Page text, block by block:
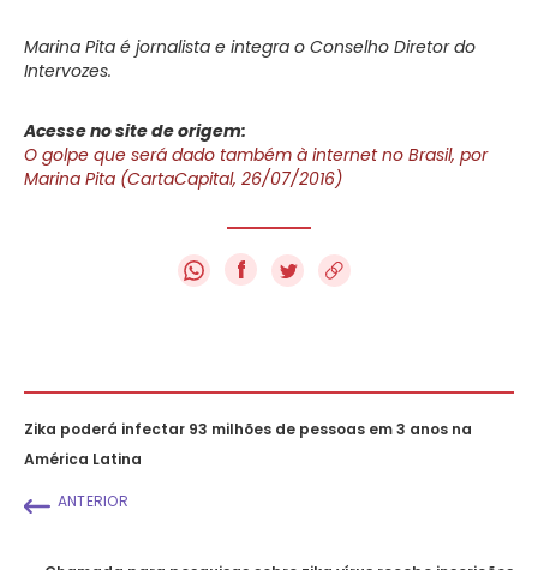
Marina Pita é jornalista e integra o Conselho Diretor do
Intervozes.
Acesse no site de origem:
O golpe que será dado também à internet no Brasil, por
Marina Pita (CartaCapital, 26/07/2016)
f
Zika poderá infectar 93 milhões de pessoas em 3 anos na
América Latina
ANTERIOR